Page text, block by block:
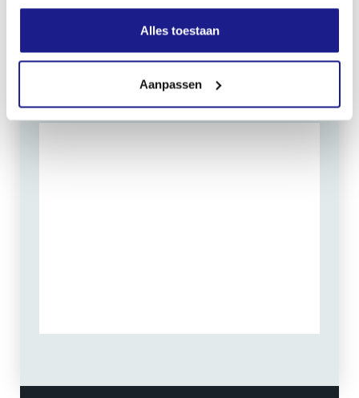
Alles toestaan
Aanpassen
Zondag: gesloten